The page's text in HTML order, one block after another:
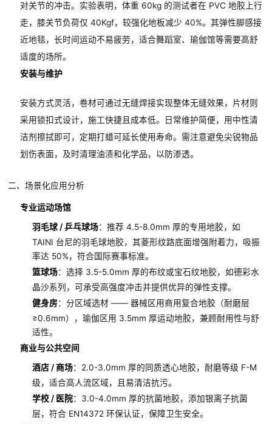
对关节的冲击。实验表明，体重 60kg 的测试者在 PVC 地胶上行
走，膝关节负荷仅 40Kgf，较强化地板减少 40%。其弹性脚感接
近地毯，长时间运动不易疲劳，适合舞蹈室、瑜伽馆等需要高舒
适度的场所。
安装与维护
安装方式灵活，卷材可通过无缝焊接实现整体无缝效果，片材则
采用锁扣式设计，施工快捷且成本低。日常维护简便，用中性清
洁剂擦拭即可，定期打蜡可延长使用寿命。需注意避免尖锐物品
划伤表面，及时清理油渍和化学品，以防渗透。
二、场景化应用分析
专业运动场馆
羽毛球 / 乒乓球场：推荐 4.5-8.0mm 厚的专用地胶，如
TAINI 台尼的羽毛球地胶，其菱形纹路底面增强附着力，吸振
率达 50%，符合国际赛事标准。
篮球场：选择 3.5-5.0mm 厚的布纹或宝石纹地胶，如德彩水
晶沙系列，可承受高强度冲击并提供优异的弹性支撑。
健身房：分区域选材 —— 器械区用商用复合地胶（耐磨层
≥0.6mm），瑜伽区用 3.5mm 厚运动地胶，兼顾耐用性与舒
适性。
商业与公共空间
酒店 / 商场：2.0-3.0mm 厚的同质透心地胶，耐磨等级 F-M
级，适合高人流区域，且易清洁抗污。
学校 / 医院：3.0-4.0mm 厚的抗菌地胶，添加银离子抗菌
层，符合 EN14372 环保认证，保障卫生安全。